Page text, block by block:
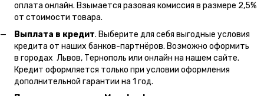
оплата онлайн. Взымается разовая комиссия в размере 2,5%
от стоимости товара.
Выплата в кредит. Выберите для себя выгодные условия
кредита от наших банков-партнёров. Возможно оформить
в городах Львов, Тернополь или онлайн на нашем сайте.
Кредит оформляется только при условии оформления
дополнительной гарантии на 1 год.